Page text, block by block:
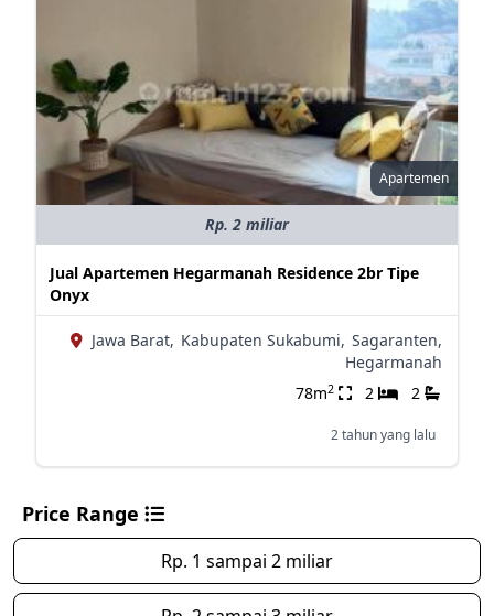
Apartemen
Rp. 2 miliar
Jual Apartemen Hegarmanah Residence 2br Tipe
Onyx
Jawa Barat, Kabupaten Sukabumi, Sagaranten,
Hegarmanah
78m2 2 2
2 tahun yang lalu
Price Range
Rp. 1 sampai 2 miliar